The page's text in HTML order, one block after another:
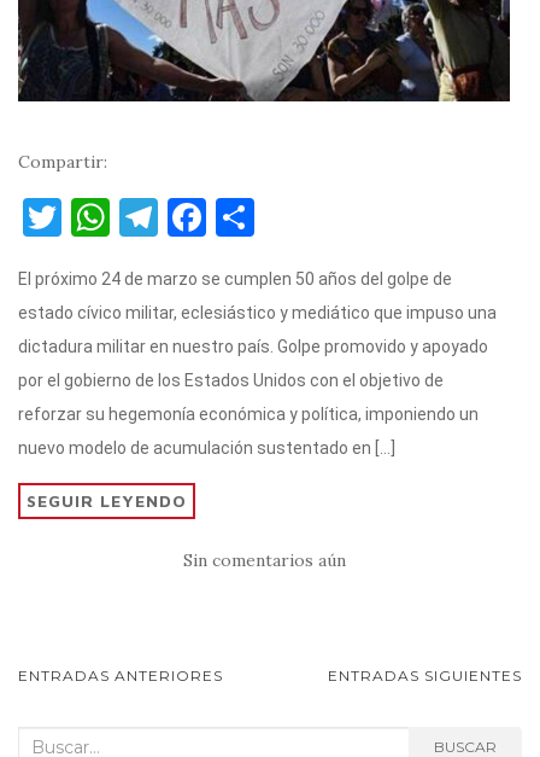
Compartir:
T
it
te
r
W
at
s
A
p
p
T
e
gr
a
m
F
c
e
b
o
o
m
p
ar
ti
r
El próximo 24 de marzo se cumplen 50 años del golpe de
estado cívico militar, eclesiástico y mediático que impuso una
dictadura militar en nuestro país. Golpe promovido y apoyado
por el gobierno de los Estados Unidos con el objetivo de
reforzar su hegemonía económica y política, imponiendo un
nuevo modelo de acumulación sustentado en […]
SEGUIR LEYENDO
Sin comentarios aún
NAVEGACIÓN
ENTRADAS ANTERIORES ENTRADAS SIGUIENTES
Buscar: BUSCAR